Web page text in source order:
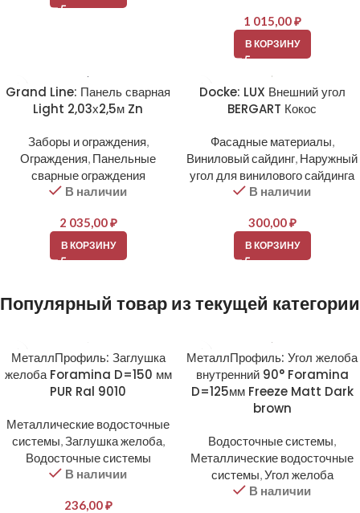
1 015,00₽
В КОРЗИНУ
Grand Line: Панель сварная
Light 2,03х2,5м Zn
Заборы и ограждения,
Ограждения, Панельные
сварные ограждения
В наличии
2 035,00₽
В КОРЗИНУ
Docke: LUX Внешний угол
BERGART Кокос
Фасадные материалы,
Виниловый сайдинг, Наружный
угол для винилового сайдинга
В наличии
300,00₽
В КОРЗИНУ
Популярный товар из текущей категории
МеталлПрофиль: Заглушка
желоба Foramina D=150 мм
PUR Ral 9010
Металлические водосточные
системы,Заглушка желоба,
Водосточные системы
В наличии
236,00₽
МеталлПрофиль: Угол желоба
внутренний 90° Foramina
D=125мм Freeze Matt Dark
brown
Водосточные системы,
Металлические водосточные
системы,Угол желоба
В наличии